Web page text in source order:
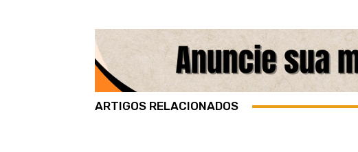
ARTIGOS RELACIONADOS